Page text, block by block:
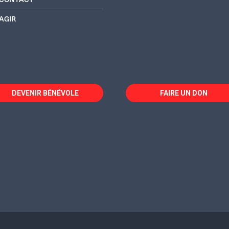
DEVENIR BÉNÉVOLE FAIRE UN DON